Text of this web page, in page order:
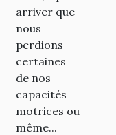
arriver que
nous
perdions
certaines
de nos
capacités
motrices ou
même...